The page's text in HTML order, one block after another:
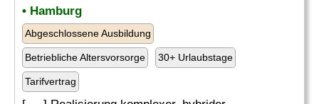
• Hamburg
Abgeschlossene Ausbildung
Betriebliche Altersvorsorge 30+ Urlaubstage
Tarifvertrag